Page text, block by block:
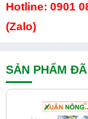
Hotline: 0901
(Zalo)
SẢN PHẨM